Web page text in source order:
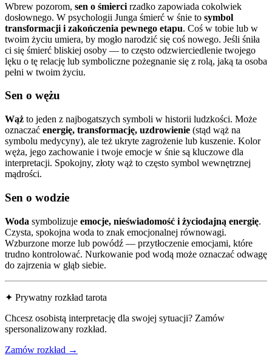
Wbrew pozorom, sen o śmierci rzadko zapowiada cokolwiek
dosłownego. W psychologii Junga śmierć w śnie to symbol
transformacji i zakończenia pewnego etapu. Coś w tobie lub w
twoim życiu umiera, by mogło narodzić się coś nowego. Jeśli śniła
ci się śmierć bliskiej osoby — to często odzwierciedlenie twojego
lęku o tę relację lub symboliczne pożegnanie się z rolą, jaką ta osoba
pełni w twoim życiu.
Sen o wężu
Wąż to jeden z najbogatszych symboli w historii ludzkości. Może
oznaczać energię, transformację, uzdrowienie (stąd wąż na
symbolu medycyny), ale też ukryte zagrożenie lub kuszenie. Kolor
węża, jego zachowanie i twoje emocje w śnie są kluczowe dla
interpretacji. Spokojny, złoty wąż to często symbol wewnętrznej
mądrości.
Sen o wodzie
Woda symbolizuje emocje, nieświadomość i życiodajną energię.
Czysta, spokojna woda to znak emocjonalnej równowagi.
Wzburzone morze lub powódź — przytłoczenie emocjami, które
trudno kontrolować. Nurkowanie pod wodą może oznaczać odwagę
do zajrzenia w głąb siebie.
✦ Prywatny rozkład tarota
Chcesz osobistą interpretację dla swojej sytuacji? Zamów
spersonalizowany rozkład.
Zamów rozkład →